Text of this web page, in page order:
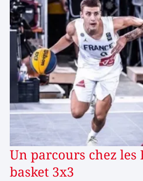
Un parcours chez les
basket 3x3